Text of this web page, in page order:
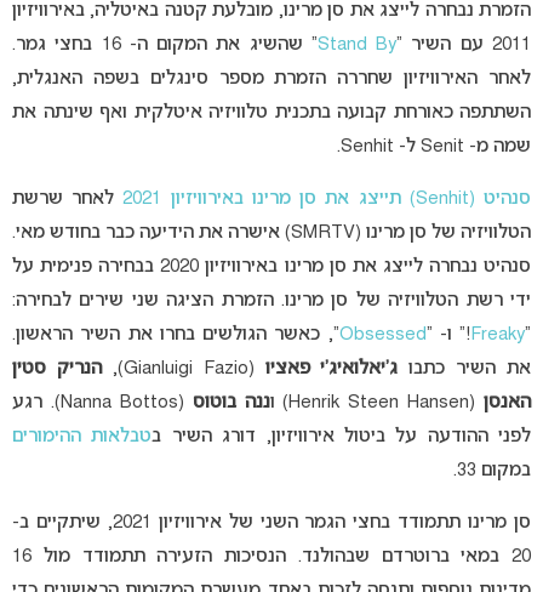
הזמרת נבחרה לייצג את סן מרינו, מובלעת קטנה באיטליה, באירוויזיון
2011 עם השיר “
Stand By
” שהשיג את המקום ה- 16 בחצי גמר.
לאחר האירוויזיון שחררה הזמרת מספר סינגלים בשפה האנגלית,
השתתפה כאורחת קבועה בתכנית טלוויזיה איטלקית ואף שינתה את
שמה מ- Senit ל- Senhit.
סנהיט (Senhit) תייצג את סן מרינו באירוויזיון 2021
לאחר שרשת
הטלוויזיה של סן מרינו (SMRTV) אישרה את הידיעה כבר בחודש מאי.
סנהיט נבחרה לייצג את סן מרינו באירוויזיון 2020 בבחירה פנימית על
ידי רשת הטלוויזיה של סן מרינו. הזמרת הציגה שני שירים לבחירה:
“
Freaky !” ו- “Obsessed“, כאשר הגולשים בחרו את השיר הראשון.
את השיר כתבו ג’יאלואיג’י פאציו (Gianluigi Fazio),
הנריק סטין
האנסן (Henrik Steen Hansen) ו ננה בוטוס
(Nanna Bottos). רגע
לפני ההודעה על ביטול אירוויזיון, דורג השיר בטבלאות ההימורים
במקום 33.
סן מרינו תתמודד בחצי הגמר השני של אירוויזיון 2021, שיתקיים ב-
20 במאי ברוטרדם שבהולנד. הנסיכות הזעירה תתמודד מול 16